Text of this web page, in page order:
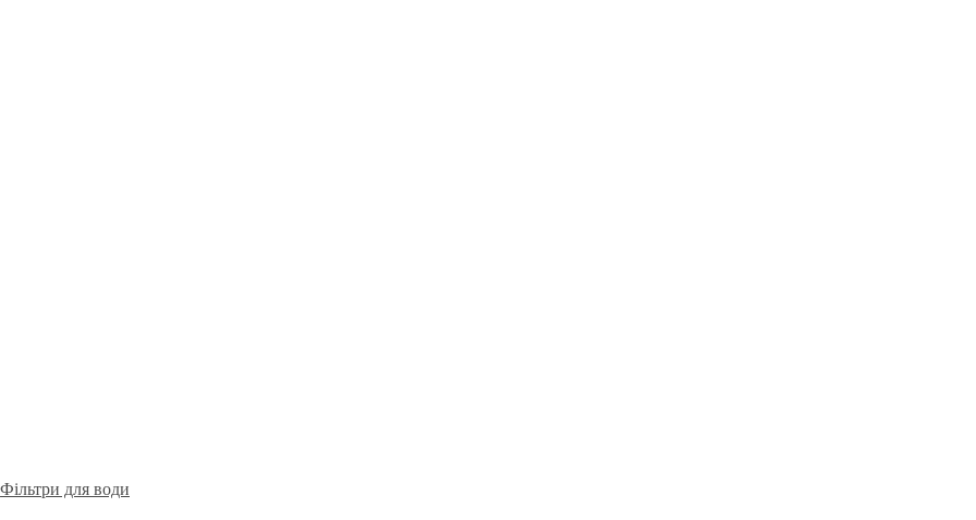
Фільтри для води